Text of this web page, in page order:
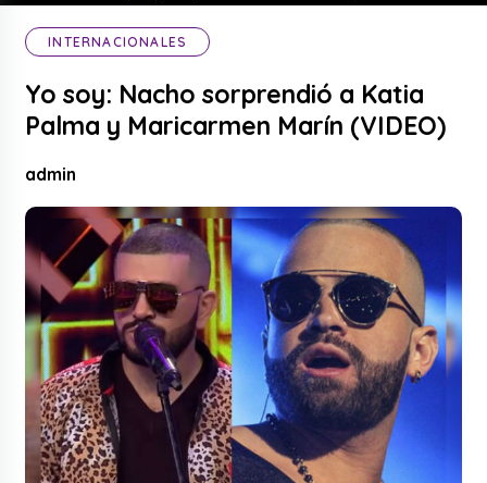
INTERNACIONALES
Yo soy: Nacho sorprendió a Katia
Palma y Maricarmen Marín (VIDEO)
admin